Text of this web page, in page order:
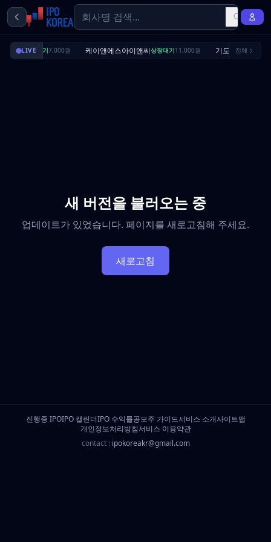
LIVE
셔스상장대기7,000원 케이앤에스아이앤씨상장대기11,000원 기도산업수요예측
전체
새 버전을 불러오는 중
업데이트가 있었습니다. 페이지를 새로고침해 주세요.
새로고침
진행중 IPOIPO 캘린더IPO 수익률공모주 가이드서비스 소개사이트맵
개인정보처리방침서비스 이용약관
contact : ipokoreakr@gmail.com